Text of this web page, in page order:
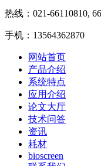
热线：021-66110810,
手机：13564362870
网站首页
产品介绍
系统特点
应用介绍
论文大厅
技术问答
资讯
耗材
bioscreen